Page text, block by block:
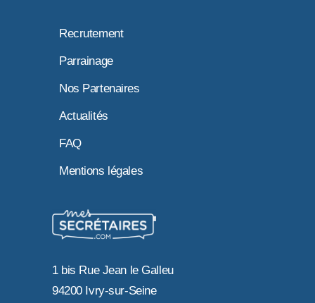
Recrutement
Parrainage
Nos Partenaires
Actualités
FAQ
Mentions légales
1 bis Rue Jean le Galleu
94200 Ivry-sur-Seine